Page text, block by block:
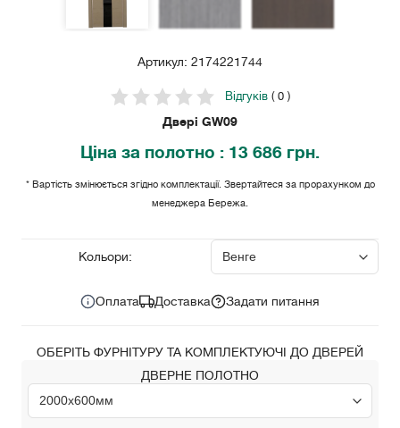
Артикул: 2174221744
Відгуків( 0 )
Двері GW09
Ціна за полотно : 13 686 грн.
* Вартість змінюється згідно комплектації. Звертайтеся за прорахунком до
менеджера Бережа.
Кольори:
Оплата Доставка Задати питання
ОБЕРІТЬ ФУРНІТУРУ ТА КОМПЛЕКТУЮЧІ ДО ДВЕРЕЙ
ДВЕРНЕ ПОЛОТНО